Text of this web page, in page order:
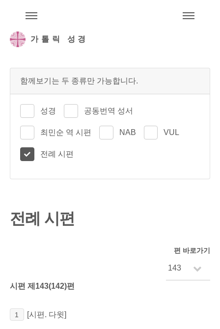
가톨릭 성경
함께보기는 두 종류만 가능합니다.
성경 공동번역 성서
최민순 역 시편 NAB VUL
전례 시편
전례 시편
편 바로가기
시편 제143(142)편
1 [시편. 다윗]